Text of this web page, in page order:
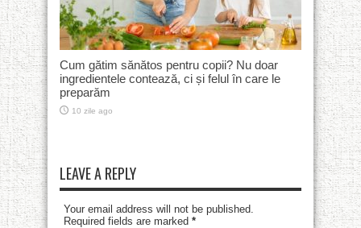
Cum gătim sănătos pentru copii? Nu doar
ingredientele contează, ci și felul în care le
preparăm
10 zile ago
LEAVE A REPLY
Your email address will not be published.
Required fields are marked *